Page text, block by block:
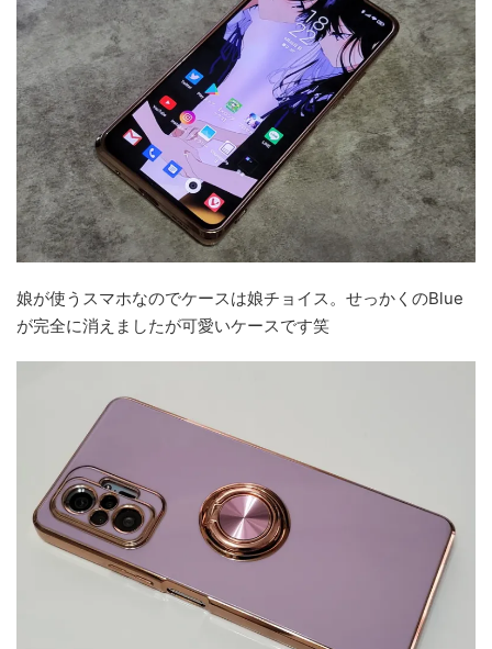
娘が使うスマホなのでケースは娘チョイス。せっかくのBlue
が完全に消えましたが可愛いケースです笑